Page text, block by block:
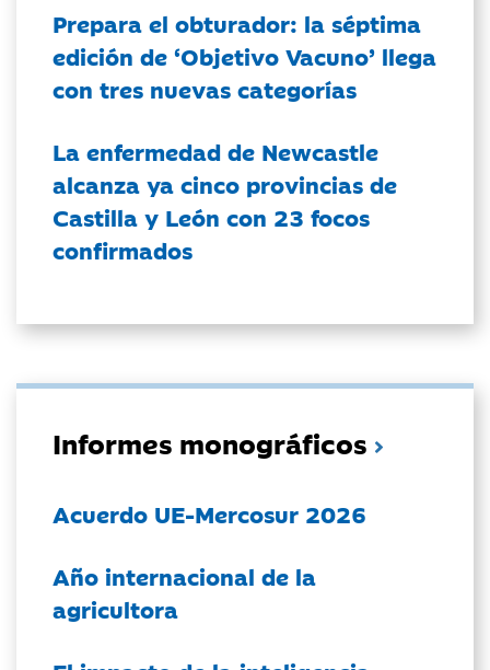
Prepara el obturador: la séptima
edición de ‘Objetivo Vacuno’ llega
con tres nuevas categorías
La enfermedad de Newcastle
alcanza ya cinco provincias de
Castilla y León con 23 focos
confirmados
Informes monográficos
Acuerdo UE-Mercosur 2026
Año internacional de la
agricultora